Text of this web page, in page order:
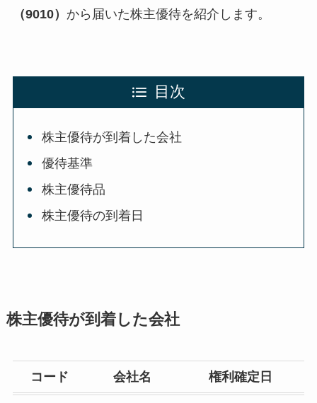
（9010） から届いた株主優待を紹介します。
目次
株主優待が到着した会社
優待基準
株主優待品
株主優待の到着日
株主優待が到着した会社
コード 会社名 権利確定日